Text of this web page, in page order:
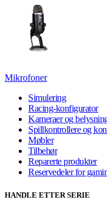
Mikrofoner
Simulering
Racing-konfigurator
Kameraer og
Spillkontrollere og
Møbler
Tilbehør
Reparerte produkter
Reservedeler for
HANDLE ETTER SERIE